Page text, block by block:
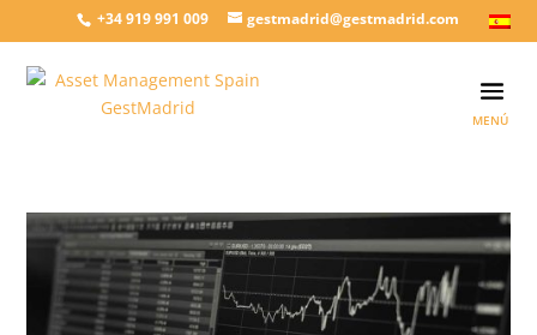
+34 919 991 009 gestmadrid@gestmadrid.com